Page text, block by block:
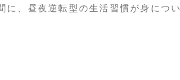
に、昼夜逆転型の生活習慣が身につい